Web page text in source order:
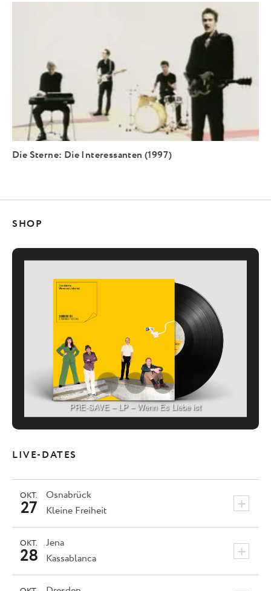
Die Sterne: Die Interessanten (1997)
SHOP
PRE-SAVE – LP – Wenn Es Liebe ist
LIVE-DATES
Osnabrück +
OKT.
27 Kleine Freiheit
Jena +
OKT.
28 Kassablanca